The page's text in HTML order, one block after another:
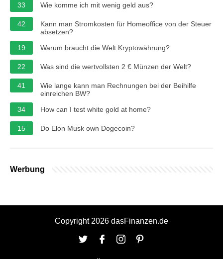
33 Wie komme ich mit wenig geld aus?
42
Kann man Stromkosten für Homeoffice von der Steuer
absetzen?
19
Warum braucht die Welt Kryptowährung?
22 Was sind die wertvollsten 2 € Münzen der Welt?
41
Wie lange kann man Rechnungen bei der Beihilfe
einreichen BW?
34
How can I test white gold at home?
15 Do Elon Musk own Dogecoin?
Werbung
Copyright 2026 dasFinanzen.de